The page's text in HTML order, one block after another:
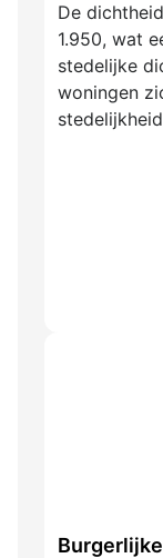
De
1.950, wat
stedelijke
woningen